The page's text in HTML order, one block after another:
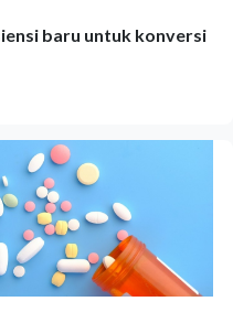
baru untuk konversi